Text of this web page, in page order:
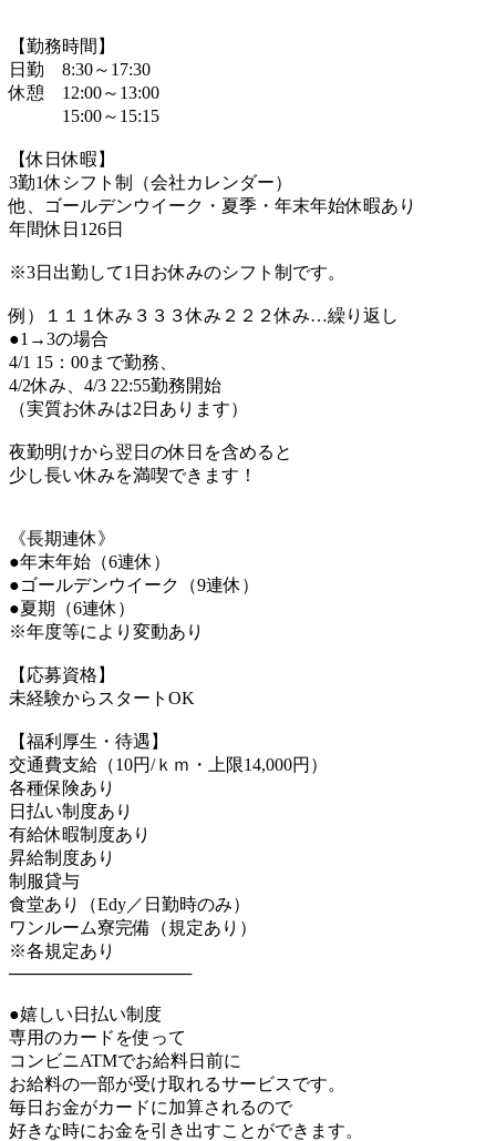
【勤務時間】
日勤 8:30～17:30
休憩 12:00～13:00
15:00～15:15
【休日休暇】
3勤1休シフト制（会社カレンダー）
他、ゴールデンウイーク・夏季・年末年始休暇あり
年間休日126日
※3日出勤して1日お休みのシフト制です。
例）１１１休み３３３休み２２２休み…繰り返し
●1→3の場合
4/1 15：00まで勤務、
4/2休み、4/3 22:55勤務開始
（実質お休みは2日あります）
夜勤明けから翌日の休日を含めると
少し長い休みを満喫できます！
《長期連休》
●年末年始（6連休）
●ゴールデンウイーク（9連休）
●夏期（6連休）
※年度等により変動あり
【応募資格】
未経験からスタートOK
【福利厚生・待遇】
交通費支給（10円/ｋｍ・上限14,000円）
各種保険あり
日払い制度あり
有給休暇制度あり
昇給制度あり
制服貸与
食堂あり（Edy／日勤時のみ）
ワンルーム寮完備（規定あり）
※各規定あり
───────────────
●嬉しい日払い制度
専用のカードを使って
コンビニATMでお給料日前に
お給料の一部が受け取れるサービスです。
毎日お金がカードに加算されるので
好きな時にお金を引き出すことができます。